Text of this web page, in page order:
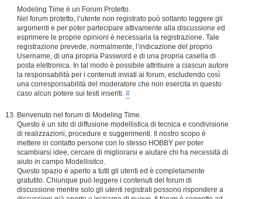
Modeling Time è un Forum Protetto.
Nel forum protetto, l’utente non registrato può soltanto leggere gli
argomenti e per poter partecipare attivamente alla discussione ed
esprimere le proprie opinioni è necessaria la registrazione. Tale
registrazione prevede, normalmente, l’indicazione del proprio
Username, di una propria Password e di una propria casella di
posta elettronica. In tal modo è possibile attribuire a ciascun autore
la responsabilità per i contenuti inviati ai forum, escludendo così
una corresponsabilità del moderatore che non esercita in questo
caso alcun potere sui testi inseriti. #
Benvenuto nel forum di Modeling Time.
Questo è un sito di diffusione modellistica di tecnica e condivisione
di realizzazioni, procedure e suggerimenti. Il nostro scopo è
mettere in contatto persone con lo stesso HOBBY per poter
scambiarsi idee, cercare di migliorarsi e aiutare chi ha necessità di
aiuto in campo Modellisitco.
Questo spazio è aperto a tutti gli utenti ed è completamente
gratutito. Chiunque può leggere i contenuti del forum di
discussione mentre solo gli utenti registrati possono rispondere a